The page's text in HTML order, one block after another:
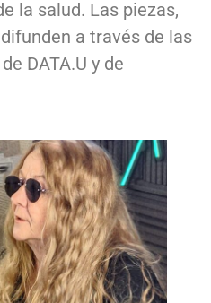
la salud. Las piezas,
a través de las
DATA.U y de